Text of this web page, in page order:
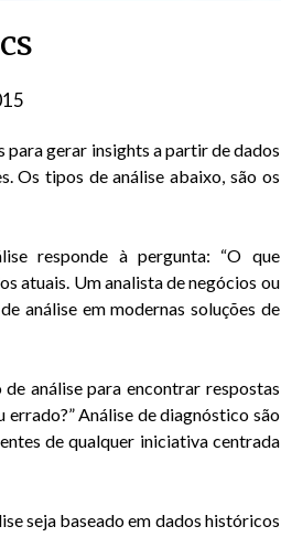
Matos
para gerar insights a partir de dados
Os tipos de análise abaixo, são os
responde à pergunta: “O que
atuais. Um analista de negócios ou
análise em modernas soluções de
de análise para encontrar respostas
errado?” Análise de diagnóstico são
de qualquer iniciativa centrada
seja baseado em dados históricos